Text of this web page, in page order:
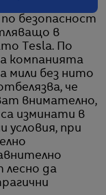
безопасност
в
Tesla. По
компанията
мили без нито
че
внимателно,
изминати в
условия, при
лесно да